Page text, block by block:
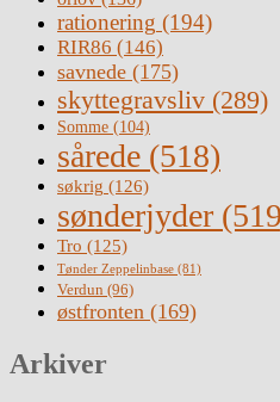
rationering (194)
RIR86 (146)
savnede (175)
skyttegravsliv (289)
Somme (104)
sårede (518)
søkrig (126)
sønderjyder
Tro (125)
Tønder Zeppelinbase (81)
Verdun (96)
østfronten (169)
Arkiver